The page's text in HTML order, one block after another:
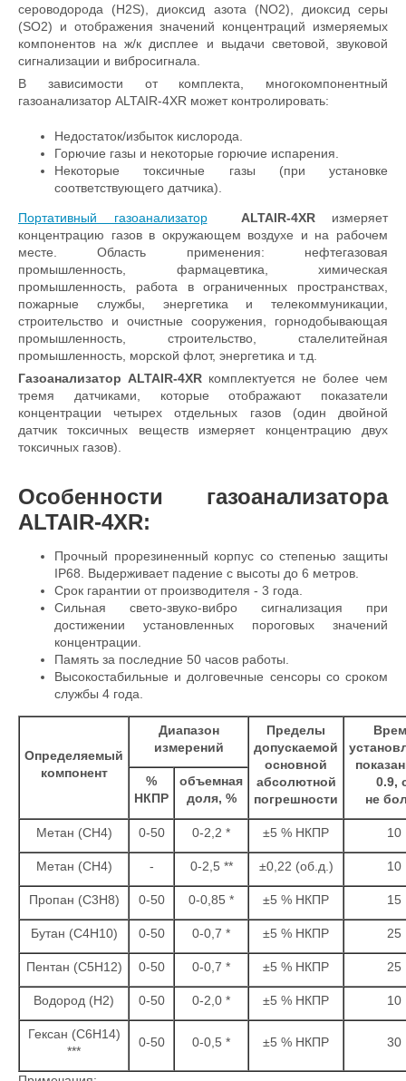
сероводорода (H2S), диоксид азота (NO2), диоксид серы
(SO2) и отображения значений концентраций измеряемых
компонентов на ж/к дисплее и выдачи световой, звуковой
сигнализации и вибросигнала.
В зависимости от комплекта, многокомпонентный
газоанализатор ALTAIR-4XR может контролировать:
Недостаток/избыток кислорода.
Горючие газы и некоторые горючие испарения.
Некоторые токсичные газы (при установке
соответствующего датчика).
Портативный газоанализатор ALTAIR-4XR измеряет
концентрацию газов в окружающем воздухе и на рабочем
месте. Область применения: нефтегазовая
промышленность, фармацевтика, химическая
промышленность, работа в ограниченных пространствах,
пожарные службы, энергетика и телекоммуникации,
строительство и очистные сооружения, горнодобывающая
промышленность, строительство, сталелитейная
промышленность, морской флот, энергетика и т.д.
Газоанализатор ALTAIR-4XR комплектуется не более чем
тремя датчиками, которые отображают показатели
концентрации четырех отдельных газов (один двойной
датчик токсичных веществ измеряет концентрацию двух
токсичных газов).
Особенности газоанализатора
ALTAIR-4XR:
Прочный прорезиненный корпус со степенью защиты
IP68. Выдерживает падение с высоты до 6 метров.
Срок гарантии от производителя - 3 года.
Сильная свето-звуко-вибро сигнализация при
достижении установленных пороговых значений
концентрации.
Память за последние 50 часов работы.
Высокостабильные и долговечные сенсоры со сроком
службы 4 года.
Определяемый
компонент
Диапазон
измерений
Пределы
допускаемой
основной
абсолютной
погрешности
0.9,
не
%
НКПР
объемная
доля, %
Метан (CH4) 0-50 0-2,2 * ±5 % НКПР 10
Метан (CH4) - 0-2,5 ** ±0,22 (об.д.) 10
Пропан (C3H8) 0-50 0-0,85 * ±5 % НКПР 15
Бутан (C4H10) 0-50 0-0,7 * ±5 % НКПР 25
Пентан (C5H12) 0-50 0-0,7 * ±5 % НКПР 25
Водород (H2) 0-50 0-2,0 * ±5 % НКПР 10
Гексан (C6H14)
***
0-50 0-0,5 * ±5 % НКПР 30